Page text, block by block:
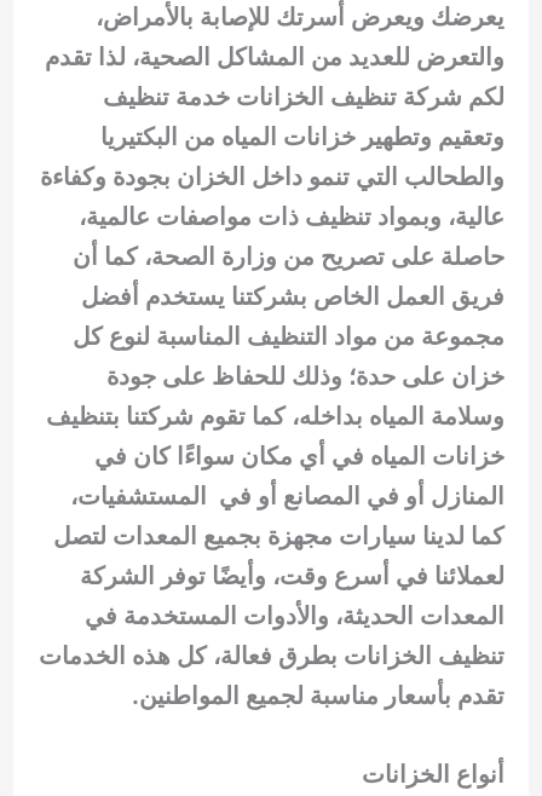
يعرضك ويعرض أسرتك للإصابة بالأمراض،
والتعرض للعديد من المشاكل الصحية، لذا تقدم
لكم شركة تنظيف الخزانات خدمة تنظيف
وتعقيم وتطهير خزانات المياه من البكتيريا
والطحالب التي تنمو داخل الخزان بجودة وكفاءة
عالية، وبمواد تنظيف ذات مواصفات عالمية،
حاصلة على تصريح من وزارة الصحة، كما أن
فريق العمل الخاص بشركتنا يستخدم أفضل
مجموعة من مواد التنظيف المناسبة لنوع كل
خزان على حدة؛ وذلك للحفاظ على جودة
وسلامة المياه بداخله، كما تقوم شركتنا بتنظيف
خزانات المياه في أي مكان سواءًا كان في
المنازل أو في المصانع أو في المستشفيات،
كما لدينا سيارات مجهزة بجميع المعدات لتصل
لعملائنا في أسرع وقت، وأيضًا توفر الشركة
المعدات الحديثة، والأدوات المستخدمة في
تنظيف الخزانات بطرق فعالة، كل هذه الخدمات
تقدم بأسعار مناسبة لجميع المواطنين.
أنواع الخزانات